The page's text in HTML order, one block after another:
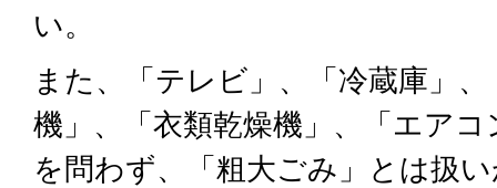
い。
また、「テレビ」、「冷蔵庫」
機」、「衣類乾燥機」、「エア
を問わず、「粗大ごみ」とは扱